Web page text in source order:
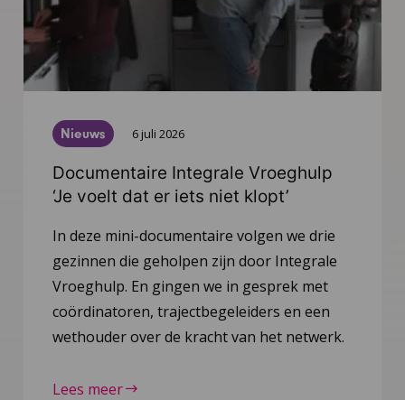
Nieuws 6 juli 2026
Documentaire Integrale Vroeghulp
‘Je voelt dat er iets niet klopt’
In deze mini-documentaire volgen we drie
gezinnen die geholpen zijn door Integrale
Vroeghulp. En gingen we in gesprek met
coördinatoren, trajectbegeleiders en een
wethouder over de kracht van het netwerk.
Lees meer